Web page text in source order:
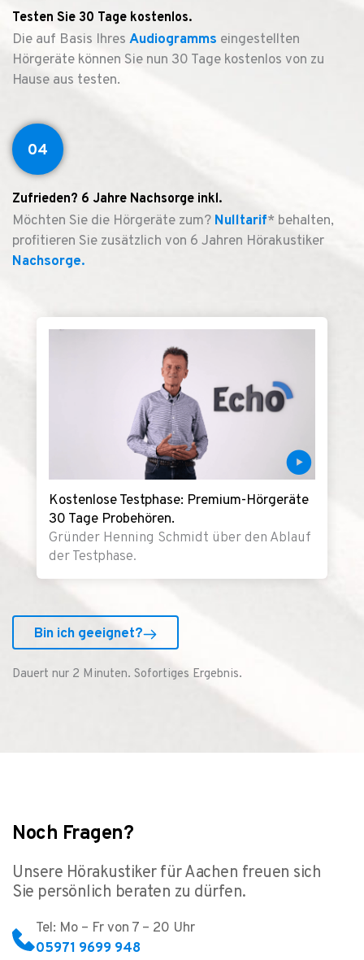
Testen Sie 30 Tage kostenlos.
Die auf Basis Ihres Audiogramms eingestellten
Hörgeräte können Sie nun 30 Tage kostenlos von zu
Hause aus testen.
04
Zufrieden? 6 Jahre Nachsorge inkl.
Möchten Sie die Hörgeräte zum? Nulltarif* behalten,
profitieren Sie zusätzlich von 6 Jahren Hörakustiker
Nachsorge.
Kostenlose Testphase: Premium-Hörgeräte
30 Tage Probehören.
Gründer Henning Schmidt über den Ablauf
der Testphase.
Bin ich geeignet?
Dauert nur 2 Minuten. Sofortiges Ergebnis.
Noch Fragen?
Unsere Hörakustiker für Aachen freuen sich
Sie persönlich beraten zu dürfen.
Tel: Mo – Fr von 7 – 20 Uhr
05971 9699 948